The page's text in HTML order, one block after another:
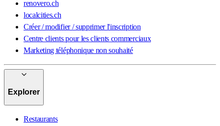
renovero.ch
localcities.ch
Créer / modifier / supprimer l'inscription
Centre clients pour les clients commerciaux
Marketing téléphonique non souhaité
Explorer
Restaurants